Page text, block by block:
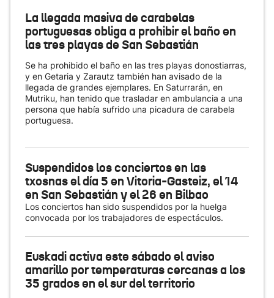
La llegada masiva de carabelas
portuguesas obliga a prohibir el baño en
las tres playas de San Sebastián
Se ha prohibido el baño en las tres playas donostiarras,
y en Getaria y Zarautz también han avisado de la
llegada de grandes ejemplares. En Saturrarán, en
Mutriku, han tenido que trasladar en ambulancia a una
persona que había sufrido una picadura de carabela
portuguesa.
Suspendidos los conciertos en las
txosnas el día 5 en Vitoria-Gasteiz, el 14
en San Sebastián y el 26 en Bilbao
Los conciertos han sido suspendidos por la huelga
convocada por los trabajadores de espectáculos.
Euskadi activa este sábado el aviso
amarillo por temperaturas cercanas a los
35 grados en el sur del territorio